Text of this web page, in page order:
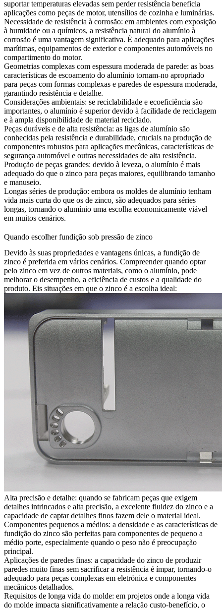
suportar temperaturas elevadas sem perder resistência beneficia
aplicações como peças de motor, utensílios de cozinha e luminárias.
Necessidade de resistência à corrosão: em ambientes com exposição
à humidade ou a químicos, a resistência natural do alumínio à
corrosão é uma vantagem significativa. É adequado para aplicações
marítimas, equipamentos de exterior e componentes automóveis no
compartimento do motor.
Geometrias complexas com espessura moderada de parede: as boas
características de escoamento do alumínio tornam-no apropriado
para peças com formas complexas e paredes de espessura moderada,
garantindo resistência e detalhe.
Considerações ambientais: se reciclabilidade e ecoeficiência são
importantes, o alumínio é superior devido à facilidade de reciclagem
e à ampla disponibilidade de material reciclado.
Peças duráveis e de alta resistência: as ligas de alumínio são
conhecidas pela resistência e durabilidade, cruciais na produção de
componentes robustos para aplicações mecânicas, características de
segurança automóvel e outras necessidades de alta resistência.
Produção de peças grandes: devido à leveza, o alumínio é mais
adequado do que o zinco para peças maiores, equilibrando tamanho
e manuseio.
Longas séries de produção: embora os moldes de alumínio tenham
vida mais curta do que os de zinco, são adequados para séries
longas, tornando o alumínio uma escolha economicamente viável
em muitos cenários.
Quando escolher fundição sob pressão de zinco
Devido às suas propriedades e vantagens únicas, a fundição de
zinco é preferida em vários cenários. Compreender quando optar
pelo zinco em vez de outros materiais, como o alumínio, pode
melhorar o desempenho, a eficiência de custos e a qualidade do
produto. Eis situações em que o zinco é a escolha ideal:
Alta precisão e detalhe: quando se fabricam peças que exigem
detalhes intrincados e alta precisão, a excelente fluidez do zinco e a
capacidade de captar detalhes finos fazem dele o material ideal.
Componentes pequenos a médios: a densidade e as características de
fundição do zinco são perfeitas para componentes de pequeno a
médio porte, especialmente quando o peso não é preocupação
principal.
Aplicações de paredes finas: a capacidade do zinco de produzir
paredes muito finas sem sacrificar a resistência é ímpar, tornando-o
adequado para peças complexas em eletrónica e componentes
mecânicos detalhados.
Requisitos de longa vida do molde: em projetos onde a longa vida
do molde impacta significativamente a relação custo-benefício, o